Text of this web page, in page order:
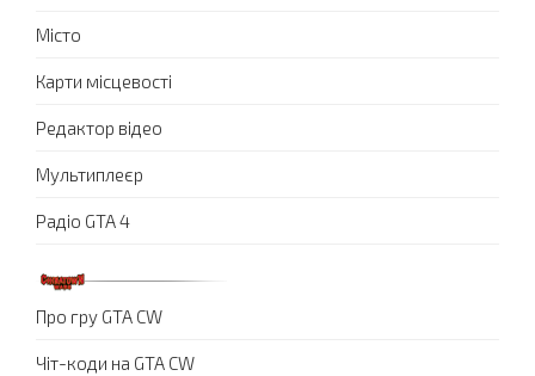
Місто
Карти місцевості
Редактор відео
Мультиплеєр
Радіо GTA 4
Про гру GTA CW
Чіт-коди на GTA CW